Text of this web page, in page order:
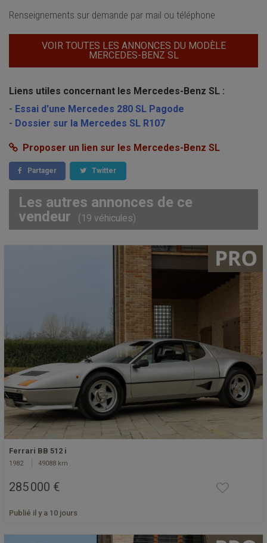
Renseignements sur demande par mail ou téléphone
VOIR TOUTES LES ANNONCES DU MODÈLE
MERCEDES-BENZ SL
Liens utiles concernant les Mercedes-Benz SL :
- Essai d'une Mercedes 280 SL Pagode
- Dossier sur la Mercedes SL R107
Proposer un lien sur les Mercedes-Benz SL
Partager Twitter
Les autres annonces de ce
vendeur
(19 véhicules)
Ferrari BB 512 i
1982 49088 km
285 000 €
Publié il y a 10 jours